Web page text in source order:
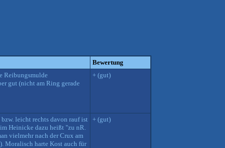
Bewertung
Reibungsmulde
gut (nicht am Ring gerade
+ (gut)
leicht rechts davon rauf ist
Heinicke dazu heißt "zu nR.
vielmehr nach der Crux am
Moralisch harte Kost auch für
+ (gut)